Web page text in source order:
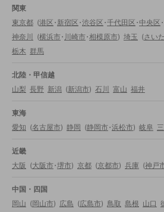
関東
東京都 (港区・新宿区・渋谷区・千代田区・中央区
神奈川
(横浜市・川崎市・相模原市) 埼玉 (さい
栃木 群馬
北陸・甲信越
山梨 長野 新潟 (新潟市) 石川 富山 福井
東海
愛知 (名古屋市) 静岡 (静岡市・浜松市) 岐阜
近畿
大阪 (大阪市・堺市) 京都 (京都市) 兵庫 (神戸
中国・四国
岡山 (岡山市) 広島 (広島市) 鳥取 島根 山口